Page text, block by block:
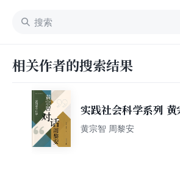
相关作者的搜索结果
实践社会科学系列 黄宗智对话
周黎安：实践社会科学
黄宗智 周黎安